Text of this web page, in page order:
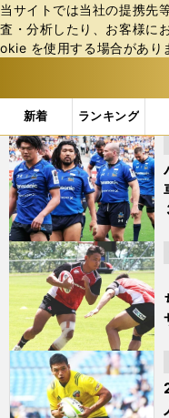
当サイトでは当社の提携先
査・分析したり、お客様に
okie を使⽤する場合があり
新着 ランキング
b
ス
ポ
ル
テ
ィ
ー
バ
「#野口竜司」の